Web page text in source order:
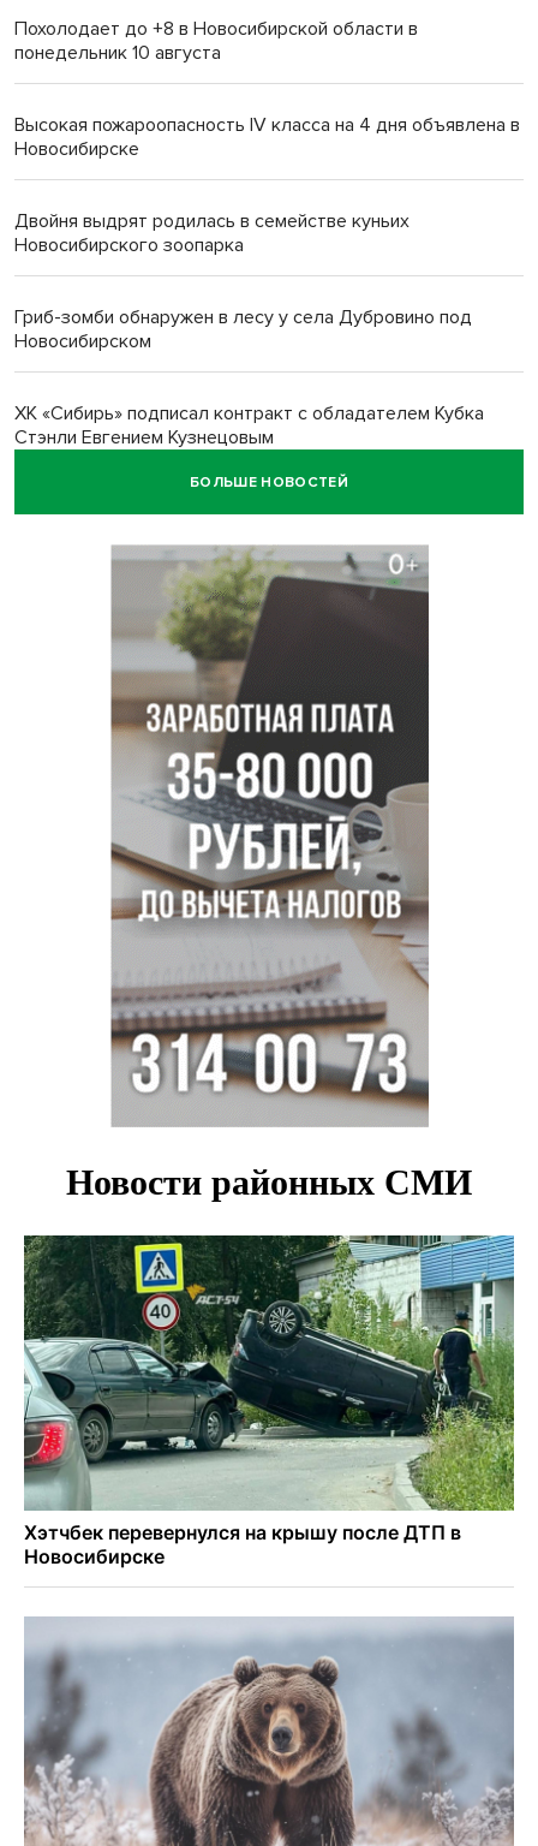
Похолодает до +8 в Новосибирской области в
понедельник 10 августа
Высокая пожароопасность IV класса на 4 дня объявлена в
Новосибирске
Двойня выдрят родилась в семействе куньих
Новосибирского зоопарка
Гриб-зомби обнаружен в лесу у села Дубровино под
Новосибирском
ХК «Сибирь» подписал контракт с обладателем Кубка
Стэнли Евгением Кузнецовым
Отправил инвалида на СВО и получил его «посмертные»
Андрей Травников поздравил новосибирцев с
юбилейным Днем строителя
Ученики новосибирского лицея победили в
Международной олимпиаде по ИИ
Остановку электричек о.п. Радуга Сибири начали строить
БОЛЬШЕ НОВОСТЕЙ